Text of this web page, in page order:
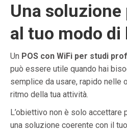
Una
al tuo modo di
Un POS con WiFi per studi
può essere utile quando hai
semplice da usare, rapido nelle
ritmo della tua attività.
L’obiettivo non è solo accettare
una soluzione coerente con il